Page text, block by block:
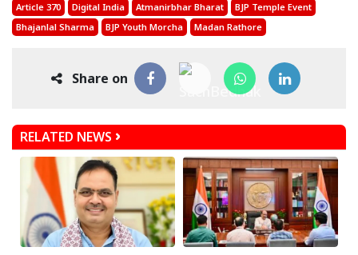
Article 370
Digital India Atmanirbhar Bharat
BJP Temple Event
Bhajanlal Sharma
BJP Youth Morcha Madan Rathore
Share on
RELATED NEWS